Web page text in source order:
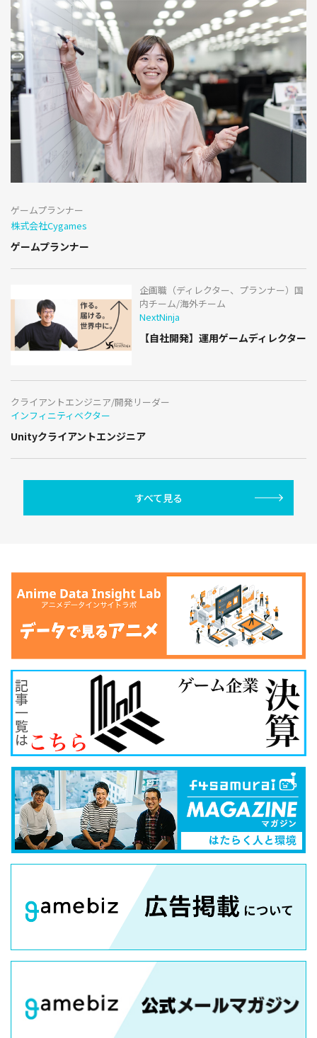
ゲームプランナー
株式会社Cygames
ゲームプランナー
企画職（ディレクター、プランナー）国
内チーム/海外チーム
NextNinja
【自社開発】運用ゲームディレクター
クライアントエンジニア/開発リーダー
インフィニティベクター
Unityクライアントエンジニア
すべて見る